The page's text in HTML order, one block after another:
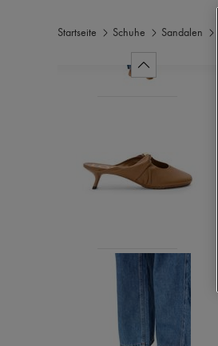
Startseite Schuhe Sandalen